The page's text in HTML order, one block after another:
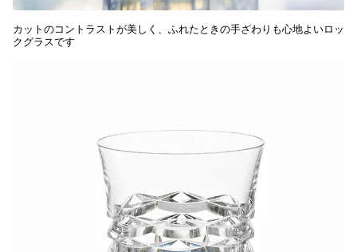
カットのコントラストが美しく、ふれたときの手ざわりも心地よいロッ
クグラスです